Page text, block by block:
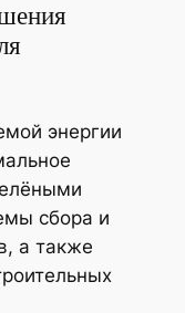
энергии
сбора и
а также